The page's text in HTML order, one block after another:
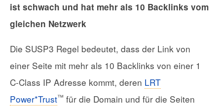
ist schwach und hat mehr als 10 Backlinks vom
gleichen Netzwerk
Die SUSP3 Regel bedeutet, dass der Link von
einer Seite mit mehr als 10 Backlinks von einer 1
C-Class IP Adresse kommt, deren LRT
Power*Trust™ für die Domain und für die Seiten